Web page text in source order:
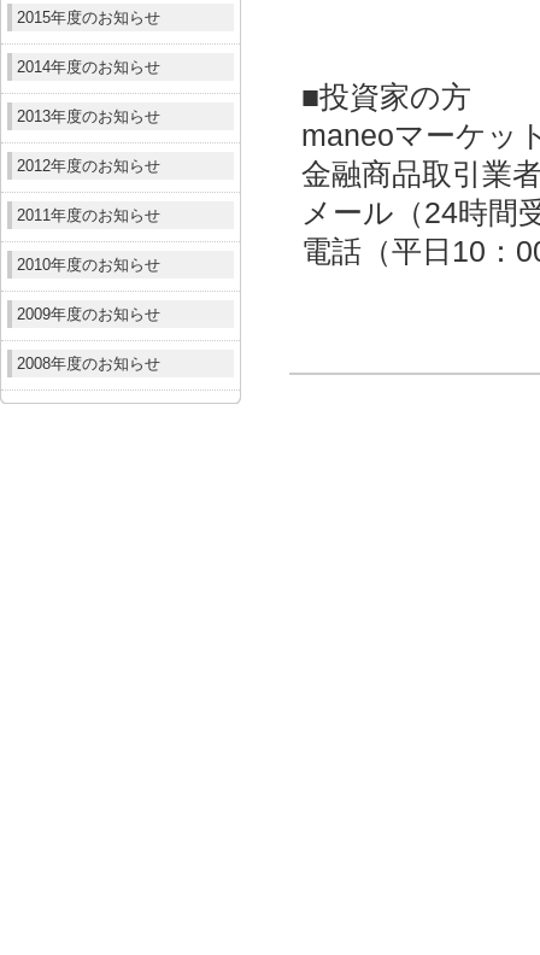
2015年度のお知らせ
2014年度のお知らせ
2013年度のお知らせ
2012年度のお知らせ
2011年度のお知らせ
2010年度のお知らせ
2009年度のお知らせ
2008年度のお知らせ
■投資家の方
maneoマーケッ
金融商品取引業
メール（24時間
電話（平日10：